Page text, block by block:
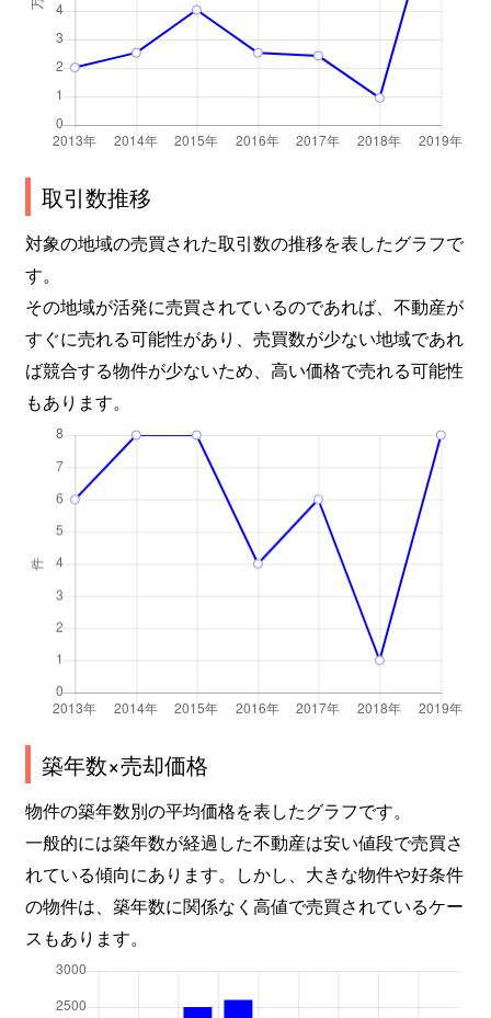
取引数推移
対象の地域の売買された取引数の推移を表したグラフで
す。
その地域が活発に売買されているのであれば、不動産が
すぐに売れる可能性があり、売買数が少ない地域であれ
ば競合する物件が少ないため、高い価格で売れる可能性
もあります。
築年数×売却価格
物件の築年数別の平均価格を表したグラフです。
一般的には築年数が経過した不動産は安い値段で売買さ
れている傾向にあります。しかし、大きな物件や好条件
の物件は、築年数に関係なく高値で売買されているケー
スもあります。